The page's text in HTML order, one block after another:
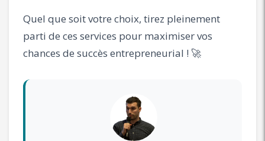
Quel que soit votre choix, tirez pleinement
parti de ces services pour maximiser vos
chances de succès entrepreneurial ! 🚀